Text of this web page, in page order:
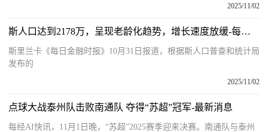
2025/11/02
斯人口达到2178万，呈现老龄化趋势，增长速度放缓-每日报道
斯里兰卡《每日金融时报》10月31日报道，根据斯人口普查和统计局
发布的
2025/11/02
点球大战泰州队击败南通队 夺得“苏超”冠军-最新消息
每经AI快讯，11月1日晚，“苏超”2025赛季迎来决赛。南通队与泰州